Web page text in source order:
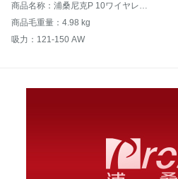
商品名称：浦桑尼克P 10ワイヤレスハーンディ掃除機モップ一体家庭用除ダニ大吸力長期航続
商品毛重量：4.98 kg
吸力：121-150 AW